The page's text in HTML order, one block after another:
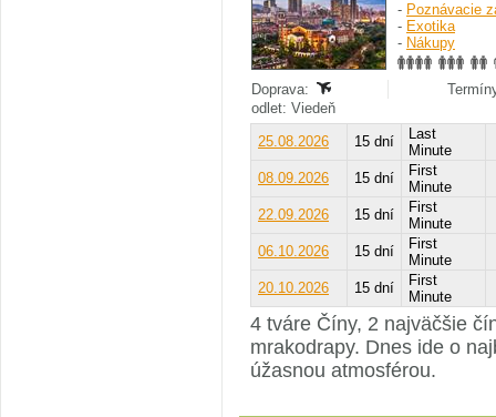
- Poznávacie
- Exotika
- Nákupy
Doprava:
odlet: Viedeň
25.08.2026
15 dní
Last
Minute
08.09.2026
15 dní
First
Minute
22.09.2026
15 dní
First
Minute
06.10.2026
15 dní
First
Minute
20.10.2026
15 dní
First
Minute
4 tváre Číny, 2 najväčšie
mrakodrapy. Dnes ide o
úžasnou atmosférou.